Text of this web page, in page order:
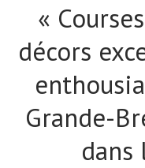
«
décors
Grande-
dans